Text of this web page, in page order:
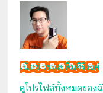
เน็กซ์ วรพล ลิ่มศิริวงศ์
ดูโปรไฟล์ทั้งหมดของ